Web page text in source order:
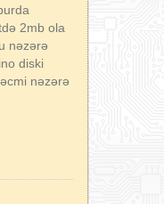
2mb ola
nəzərə
diski
nəzərə